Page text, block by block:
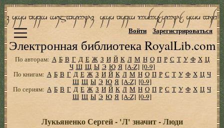
Электронная библиотека RoyalLib.com
Войти Зарегистрироваться
По авторам: А Б В Г Д Е Ж З И Й К Л М Н О П Р С Т У Ф Х Ц
Ч Ш Щ Ы Э Ю Я [A-Z] [0-9]
По книгам: А Б В Г Д Е Ж З И Й К Л М Н О П Р С Т У Ф Х Ц Ч
Ш Щ Ы Э Ю Я [A-Z] [0-9]
По сериям: А Б В Г Д Е Ж З И Й К Л М Н О П Р С Т У Ф Х Ц Ч
Ш Щ Ы Э Ю Я [A-Z] [0-9]
Лукьяненко Сергей - 'Л' значит - Люди